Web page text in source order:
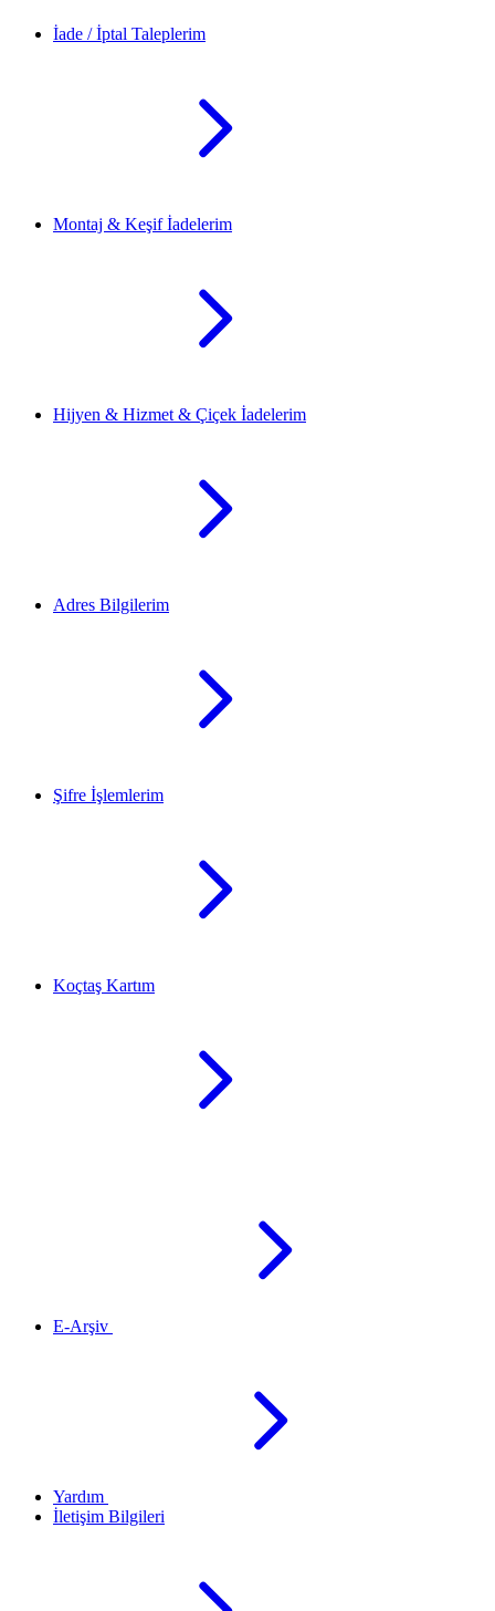
İade / İptal Taleplerim
Montaj & Keşif İadelerim
Hijyen & Hizmet & Çiçek İadelerim
Adres Bilgilerim
Şifre İşlemlerim
Koçtaş Kartım
E-Arşiv
Yardım
İletişim Bilgileri